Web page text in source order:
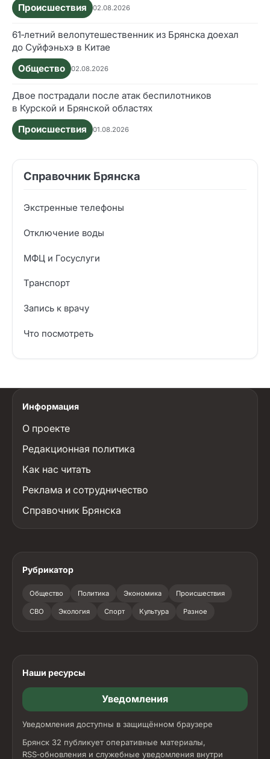
Происшествия
02.08.2026
61‑летний велопутешественник из Брянска доехал
до Суйфэньхэ в Китае
Общество
02.08.2026
Двое пострадали после атак беспилотников
в Курской и Брянской областях
Происшествия
01.08.2026
Справочник Брянска
Экстренные телефоны
Отключение воды
МФЦ и Госуслуги
Транспорт
Запись к врачу
Что посмотреть
Информация
О проекте
Редакционная политика
Как нас читать
Реклама и сотрудничество
Справочник Брянска
Рубрикатор
Общество Политика Экономика Происшествия
СВО Экология Спорт Культура Разное
Наши ресурсы
Уведомления
Уведомления доступны в защищённом браузере
Брянск 32 публикует оперативные материалы,
RSS‑обновления и служебные уведомления внутри